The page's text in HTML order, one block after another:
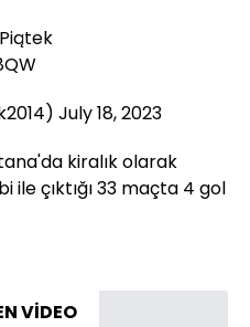
July 18, 2023
kiralık olarak
ile çıktığı 33 maçta 4 gol
VİDEO